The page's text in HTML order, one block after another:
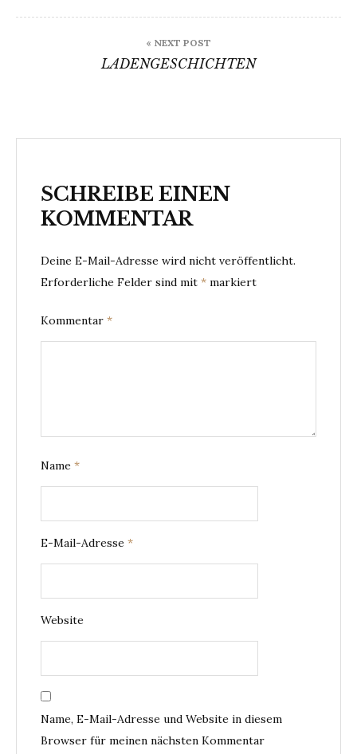
« NEXT POST
LADENGESCHICHTEN
SCHREIBE EINEN
KOMMENTAR
Deine E-Mail-Adresse wird nicht veröffentlicht.
Erforderliche Felder sind mit * markiert
Kommentar *
Name *
E-Mail-Adresse *
Website
Name, E-Mail-Adresse und Website in diesem
Browser für meinen nächsten Kommentar